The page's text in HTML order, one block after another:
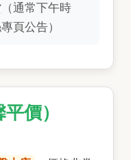
通常下午時
頁公告）
價）